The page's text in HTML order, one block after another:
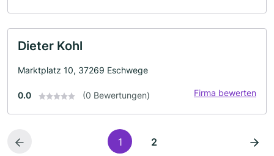
Dieter Kohl
Marktplatz 10, 37269 Eschwege
0.0 (0 Bewertungen) Firma bewerten
1 2